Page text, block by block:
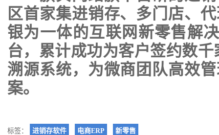
区首家集进销存、多门店、
银为一体的互联网新零售解
台，累计成功为客户签约数
溯源系统，为微商团队高效
案。
标签： 进销存软件 电商ERP 新零售